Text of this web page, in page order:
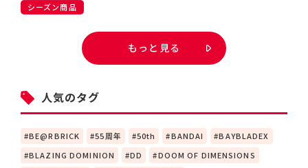
シーズン商品
もっと見る
人気のタグ
BE@RBRICK 55周年 50th BANDAI
BAYBLADEX
BLAZING DOMINION
DD
DOOM OF DIMENSIONS